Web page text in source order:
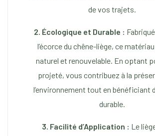
de vos trajets.
2. Écologique et Durable :
l’écorce du chêne-liège, ce
naturel et renouvelable. En optant
projeté, vous contribuez à la
l’environnement tout en bénéficiant
durable.
3. Facilité d’Application : Le